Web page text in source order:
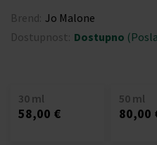
Brend: Jo Malone
Dostupnost: Dostupno
30 ml
58,00 €
50 ml
80,00